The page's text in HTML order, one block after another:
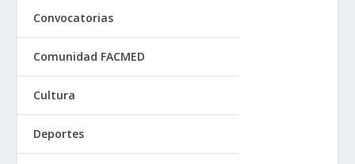
Convocatorias
Comunidad FACMED
Cultura
Deportes